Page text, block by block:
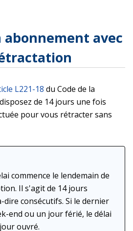
avec
L221-18 du Code de la
de 14 jours une fois
pour vous rétracter sans
commence le lendemain de
Il s'agit de 14 jours
dire consécutifs. Si le dernier
end ou un jour férié, le délai
ouvré.